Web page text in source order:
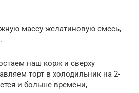
массу желатиновую смесь,
наш корж и сверху
торт в холодильник на 2-
и больше времени,